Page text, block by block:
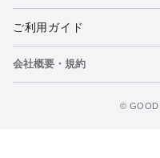
予約受付中
ねんどろいど アマテラス
ねんどろいど
ねんどろいどフェイスメー
ご利用ガイド
重要なお知らせ
会社概要・規約
©️ GOOD